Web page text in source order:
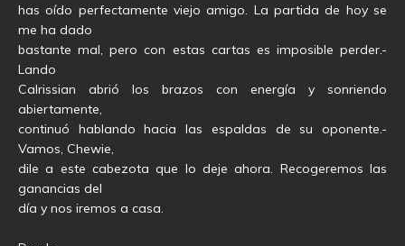
has oído perfectamente viejo amigo. La partida de hoy se
me ha dado
bastante mal, pero con estas cartas es imposible perder.-
Lando
Calrissian abrió los brazos con energía y sonriendo
abiertamente,
continuó hablando hacia las espaldas de su oponente.-
Vamos, Chewie,
dile a este cabezota que lo deje ahora. Recogeremos las
ganancias del
día y nos iremos a casa.